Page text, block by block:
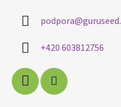
podpora@
+420 603812756